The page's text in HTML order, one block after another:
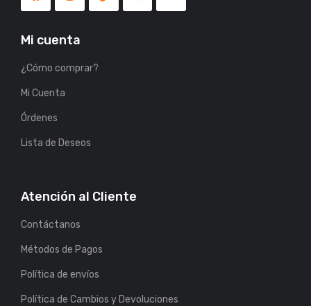
Mi cuenta
¿Cómo comprar?
Mi Cuenta
Órdenes
Lista de Deseos
Atención al Cliente
Contáctanos
Métodos de Pagos
Política de envíos
Política de Cambios y Devoluciones